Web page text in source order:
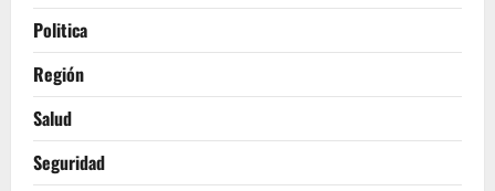
Politica
Región
Salud
Seguridad